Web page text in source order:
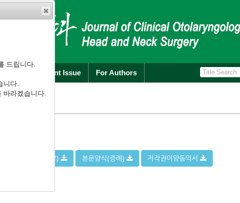
Current Issue For Authors
양식(원저,특집,정보) 본문양식(증례) 저작권이양동의서
드립니다.
니다.
바라겠습니다.